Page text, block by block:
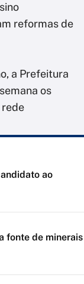
reformas de
a Prefeitura
os
ao
fonte de minerais